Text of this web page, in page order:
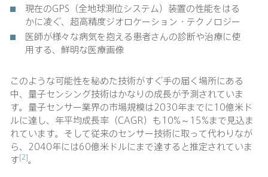
現在のGPS（全地球測位システム）装置の性能をはる
かに凌ぐ、超高精度ジオロケーション・テクノロジー
医師が様々な病気を抱える患者さんの診断や治療に使
用する、鮮明な医療画像
このような可能性を秘めた技術がすぐ手の届く場所にある
中、量子センシング技術はかなりの成長が予測されていま
す。量子センサー業界の市場規模は2030年までに10億米ド
ルに達し、年平均成長率（CAGR）も10%～15%まで見込ま
れています。そして従来のセンサー技術に取って代わりなが
ら、2040年には60億米ドルにまで達すると推定されていま
す[2]。